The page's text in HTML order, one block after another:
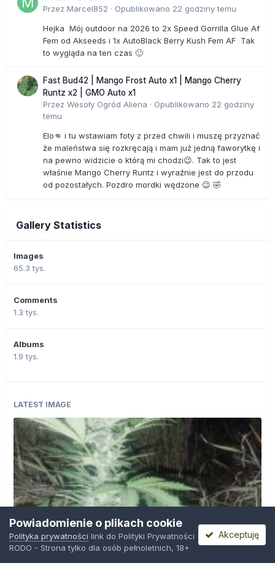
Przez Marcel852 · Opublikowano 22 godziny temu
Hejka Mój outdoor na 2026 to 2x Speed Gorrilla Glue Af
Fem od Akseeds i 1x AutoBlack Berry Kush Fem AF Tak
to wygląda na ten czas 🙂
Fast Bud42 | Mango Frost Auto x1 | Mango Cherry
Runtz x2 | GMO Auto x1
Przez Wesoły Ogród Aliena · Opublikowano 22 godziny
temu
Elo👊 i tu wstawiam foty z przed chwili i muszę przyznać
że maleństwa się rozkręcają i mam już jedną faworytkę i
na pewno widzicie o którą mi chodzi😉. Tak to jest
właśnie Mango Cherry Runtz i wyraźnie jest do przodu
od pozostałych. Pozdro mordki wędzone 😉 🤣
Gallery Statistics
Images
65.3 tys.
Comments
1.3 tys.
Albums
1.9 tys.
LATEST IMAGE
Powiadomienie o plikach cookie
Polityka prywatności link do Polityki Prywatności
RODO - Strona tylko dla osób pełnoletnich, 18+
Akceptuję